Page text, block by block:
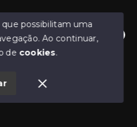
para te ajudar.
Neilly - Todos os
que possibilitam uma
Ao continuar,
de cookies.